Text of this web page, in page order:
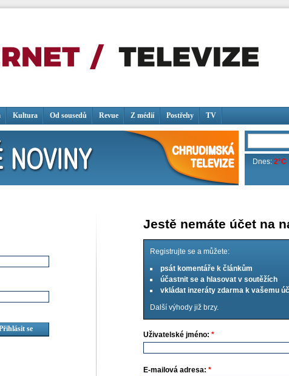
Kultura Od sousedů Revue Z médií Postřehy TV
Dnes:2°C
Jestě nemáte účet na
Registrujte se a můžete:
psát komentáře k článkům
účastnit se a hlasovat v soutěžích
vkládat inzeráty zdarma k vašemu
Další výhody již brzy.
Uživatelské jméno: *
E-mailová adresa: *